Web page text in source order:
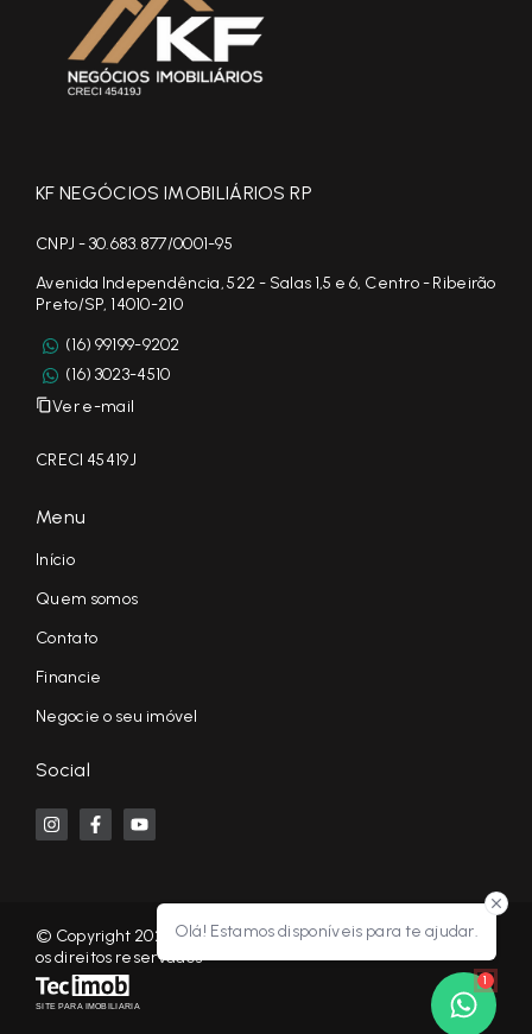
Olá! Estamos disponíveis para te ajudar.
1
KF NEGÓCIOS IMOBILIÁRIOS RP
CNPJ - 30.683.877/0001-95
Avenida Independência, 522 - Salas 1,5 e 6, Centro - Ribeirão
Preto/SP, 14010-210
(16) 99199-9202
(16) 3023-4510
Ver e-mail
CRECI 45419J
Menu
Início
Quem somos
Contato
Financie
Negocie o seu imóvel
Social
© Copyright 2026 - KF NEGÓCIOS IMOBILIÁRIOS RP - Todos
os direitos reservados
SITE PARA IMOBILIARIA